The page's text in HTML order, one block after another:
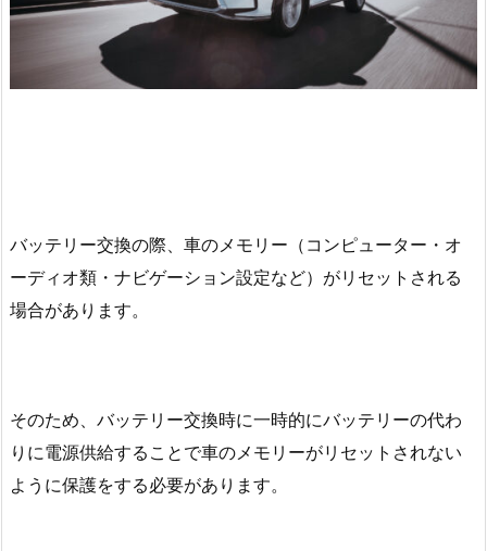
バッテリー交換の際、車のメモリー（コンピューター・オ
ーディオ類・ナビゲーション設定など）がリセットされる
場合があります。
そのため、バッテリー交換時に一時的にバッテリーの代わ
りに電源供給することで車のメモリーがリセットされない
ように保護をする必要があります。